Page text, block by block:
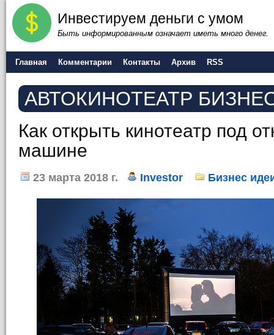
Инвестируем деньги с умом
Быть информированным означает иметь много денег.
Главная Комментарии Контакты Архив RSS
АВТОКИНОТЕАТР
Как открыть кинотеатр под
машине
23 марта 2018 г. Investor Бизнес